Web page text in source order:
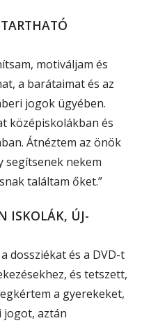
motiváljam és
a barátaimat és az
jogok ügyében.
középiskolákban és
Átnéztem az önök
segítsenek nekem
találtam őket.”
ISKOLÁK, ÚJ-
dossziékat és a DVD-t
és tetszett,
a gyerekeket,
jogot, aztán